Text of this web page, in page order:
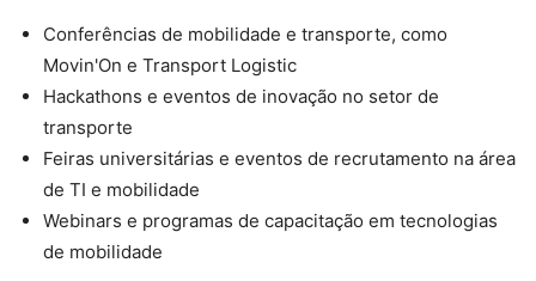
Conferências de mobilidade e transporte, como
Movin'On e Transport Logistic
Hackathons e eventos de inovação no setor de
transporte
Feiras universitárias e eventos de recrutamento na área
de TI e mobilidade
Webinars e programas de capacitação em tecnologias
de mobilidade